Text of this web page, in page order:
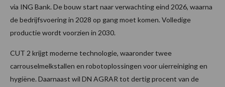
via ING Bank. De bouw start naar verwachting eind 2026, waarna
de bedrijfsvoering in 2028 op gang moet komen. Volledige
productie wordt voorzien in 2030.
CUT 2 krijgt moderne technologie, waaronder twee
carrouselmelkstallen en robotoplossingen voor uierreiniging en
hygiëne. Daarnaast wil DN AGRAR tot dertig procent van de